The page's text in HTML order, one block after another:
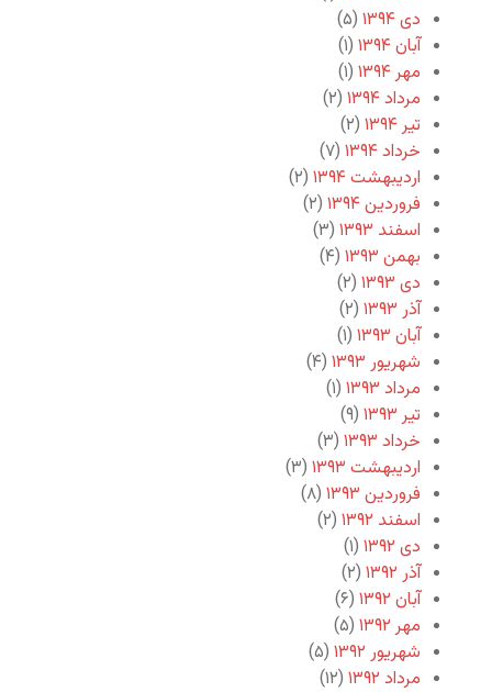
دی ۱۳۹۴
(۵)
آبان ۱۳۹۴
(۱)
مهر ۱۳۹۴
(۱)
مرداد ۱۳۹۴
(۲)
تیر ۱۳۹۴
(۲)
خرداد ۱۳۹۴
(۷)
اردیبهشت ۱۳۹۴
(۲)
فروردین ۱۳۹۴
(۲)
اسفند ۱۳۹۳
(۳)
بهمن ۱۳۹۳
(۴)
دی ۱۳۹۳
(۲)
آذر ۱۳۹۳
(۲)
آبان ۱۳۹۳
(۱)
شهریور ۱۳۹۳
(۴)
مرداد ۱۳۹۳
(۱)
تیر ۱۳۹۳
(۹)
خرداد ۱۳۹۳
(۳)
اردیبهشت ۱۳۹۳
(۳)
فروردین ۱۳۹۳
(۸)
اسفند ۱۳۹۲
(۲)
دی ۱۳۹۲
(۱)
آذر ۱۳۹۲
(۲)
آبان ۱۳۹۲
(۶)
مهر ۱۳۹۲
(۵)
شهریور ۱۳۹۲
(۵)
مرداد ۱۳۹۲
(۱۲)